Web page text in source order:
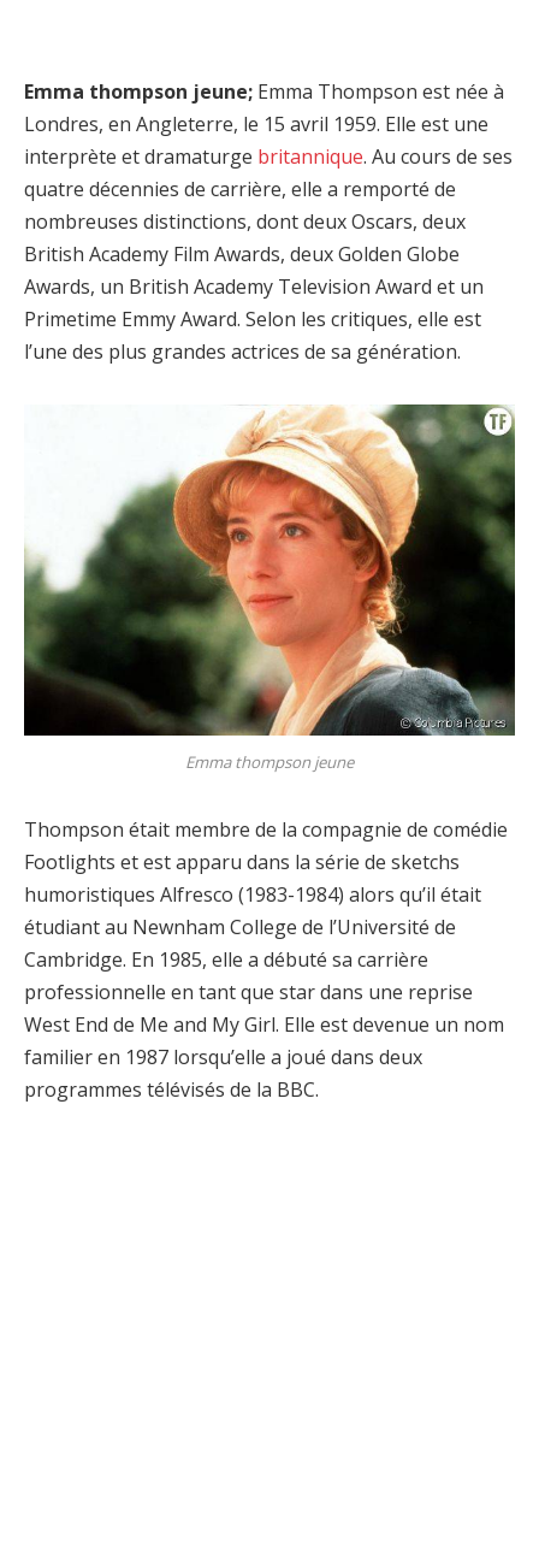
Emma thompson jeune; Emma Thompson est née à
Londres, en Angleterre, le 15 avril 1959. Elle est une
interprète et dramaturge britannique. Au cours de ses
quatre décennies de carrière, elle a remporté de
nombreuses distinctions, dont deux Oscars, deux
British Academy Film Awards, deux Golden Globe
Awards, un British Academy Television Award et un
Primetime Emmy Award. Selon les critiques, elle est
l’une des plus grandes actrices de sa génération.
Emma thompson jeune
Thompson était membre de la compagnie de comédie
Footlights et est apparu dans la série de sketchs
humoristiques Alfresco (1983-1984) alors qu’il était
étudiant au Newnham College de l’Université de
Cambridge. En 1985, elle a débuté sa carrière
professionnelle en tant que star dans une reprise
West End de Me and My Girl. Elle est devenue un nom
familier en 1987 lorsqu’elle a joué dans deux
programmes télévisés de la BBC.